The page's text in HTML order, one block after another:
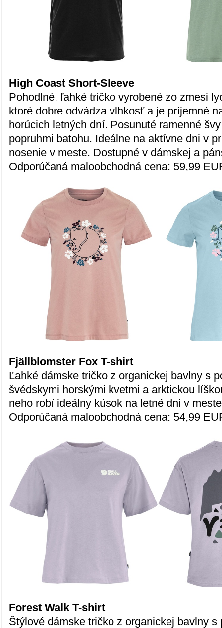
High Coast Short-Sleeve
Pohodlné, ľahké tričko vyrobené zo zmesi
ktoré dobre odvádza vlhkosť a je príjemné
horúcich letných dní. Posunuté ramenné
popruhmi batohu. Ideálne na aktívne dni v
nosenie v meste. Dostupné v dámskej a
Odporúčaná maloobchodná cena: 59,99
Fjällblomster Fox T-shirt
Ľahké dámske tričko z organickej bavlny s
švédskymi horskými kvetmi a arktickou
neho robí ideálny kúsok na letné dni v
Odporúčaná maloobchodná cena: 54,99
Forest Walk T-shirt
Štýlové dámske tričko z organickej bavlny s